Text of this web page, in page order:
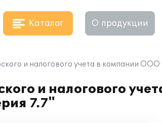
Каталог О продукции
и налогового учета в компании
и налогового
7.7"